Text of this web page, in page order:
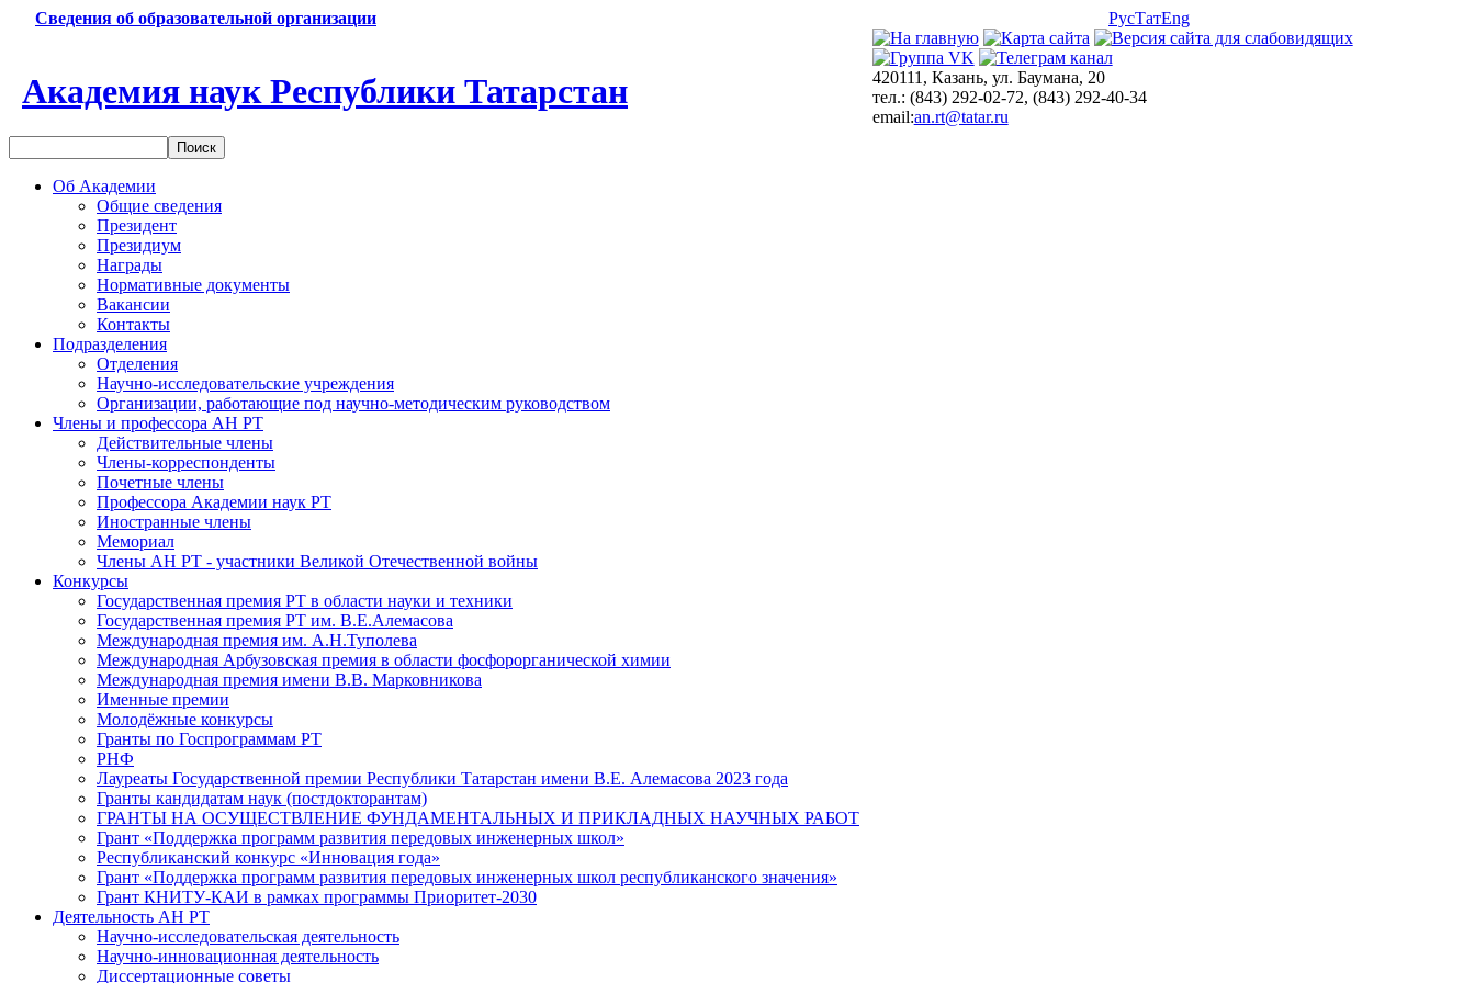
Сведения об образовательной организации РусТатEng
Академия наук Республики Татарстан
420111, Казань, ул. Баумана, 20
тел.: (843) 292-02-72, (843) 292-40-34
email:an.rt@tatar.ru
Об Академии
Общие сведения
Президент
Президиум
Награды
Нормативные документы
Вакансии
Контакты
Подразделения
Отделения
Научно-исследовательские учреждения
Организации, работающие под научно-методическим руководством
Члены и профессора АН РТ
Действительные члены
Члены-корреспонденты
Почетные члены
Профессора Академии наук РТ
Иностранные члены
Мемориал
Члены АН РТ - участники Великой Отечественной войны
Конкурсы
Государственная премия РТ в области науки и техники
Государственная премия РТ им. В.Е.Алемасова
Международная премия им. А.Н.Туполева
Международная Арбузовская премия в области фосфорорганической химии
Международная премия имени В.В. Марковникова
Именные премии
Молодёжные конкурсы
Гранты по Госпрограммам РТ
РНФ
Лауреаты Государственной премии Республики Татарстан имени В.Е. Алемасова 2023 года
Гранты кандидатам наук (постдокторантам)
ГРАНТЫ НА ОСУЩЕСТВЛЕНИЕ ФУНДАМЕНТАЛЬНЫХ И ПРИКЛАДНЫХ НАУЧНЫХ РАБОТ
Грант «Поддержка программ развития передовых инженерных школ»
Республиканский конкурс «Инновация года»
Грант «Поддержка программ развития передовых инженерных школ республиканского значения»
Грант КНИТУ-КАИ в рамках программы Приоритет-2030
Деятельность АН РТ
Научно-исследовательская деятельность
Научно-инновационная деятельность
Диссертационные советы